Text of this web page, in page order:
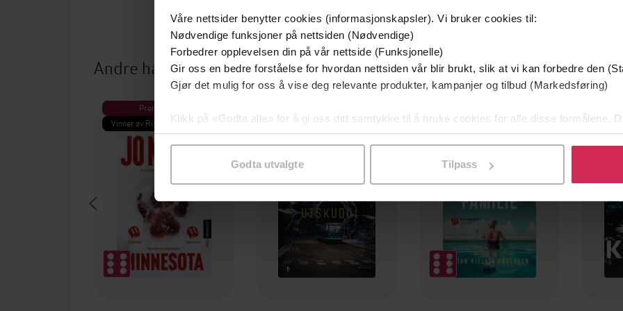
Våre nettsider benytter cookies (informasjonskapsler). Vi bruker cookies til:
Nødvendige funksjoner på nettsiden (Nødvendige)
Forbedrer opplevelsen din på vår nettside (Funksjonelle)
Gir oss en bedre forståelse for hvordan nettsiden vår blir brukt, slik at vi kan forbedre den
Gjør det mulig for oss å vise deg relevante produkter, kampanjer og tilbud (Markedsføring)
Klikk på «Godta alle» for å gi oss ditt samtykke til å bruke cookies for alle disse formålene.
samtykke til spesifikke formål ved å klikke på «Tilpass». Du kan når som helst trekke
Godta utvalgte Tilpass
Andre har også kjøpt
Premium
Vinner av Rivertonprisen
Første gang på tilbud